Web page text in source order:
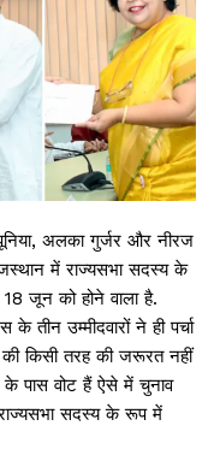
अलका गुर्जर और नीरज
में राज्यसभा सदस्य के
जून को होने वाला है.
तीन उम्मीदवारों ने ही पर्चा
किसी तरह की जरूरत नहीं
के पास वोट हैं ऐसे में चुनाव
सदस्य के रूप में